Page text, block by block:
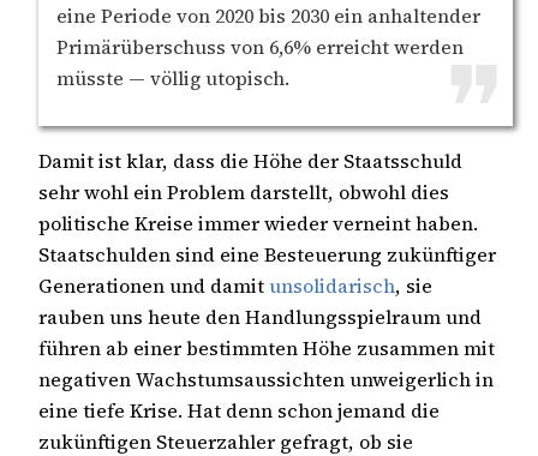
eine Periode von 2020 bis 2030 ein anhaltender
Primärüberschuss von 6,6% erreicht werden
müsste — völlig utopisch.
Damit ist klar, dass die Höhe der Staatsschuld
sehr wohl ein Problem darstellt, obwohl dies
politische Kreise immer wieder verneint haben.
Staatschulden sind eine Besteuerung zukünftiger
Generationen und damitunsolidarisch, sie
rauben uns heute den Handlungsspielraum und
führen ab einer bestimmten Höhe zusammen mit
negativen Wachstumsaussichten unweigerlich in
eine tiefe Krise. Hat denn schon jemand die
zukünftigen Steuerzahler gefragt, ob sie